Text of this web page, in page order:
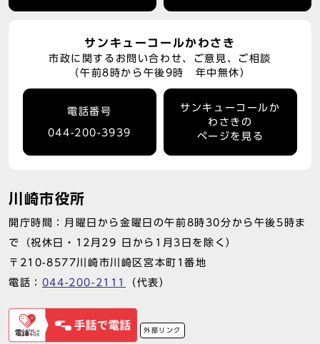
サンキューコールかわさき
市政に関するお問い合わせ、ご意見、ご相談
（午前8時から午後9時 年中無休）
電話番号
044-200-3939
サンキューコールか
わさきの
ページを見る
川崎市役所
開庁時間：月曜日から金曜日の午前8時30分から午後5時ま
で（祝休日・12月29 日から1月3日を除く）
〒210-8577川崎市川崎区宮本町1番地
電話： 044-200-2111 （代表）
外部リンク